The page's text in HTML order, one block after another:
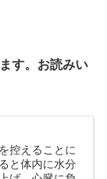
す。お読みい
控えることに
と体内に水分